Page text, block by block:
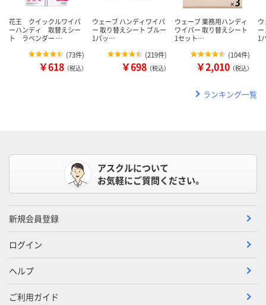
花王 クイックルワイパ
ーハンディ 取替えシー
ト ラベンダー …
(73件)
￥618 （税込）
ウェーブ ハンディワイパ
ー 取り替えシート ブルー
1パッ…
(219件)
￥698 （税込）
ウェーブ 業務用ハンディ
ワイパー 取り替えシート
1セット…
(104件)
￥2,010 （税込）
1
ランキング一覧
アスクルについて
お気軽にご質問ください。
新規会員登録
ログイン
ヘルプ
ご利用ガイド